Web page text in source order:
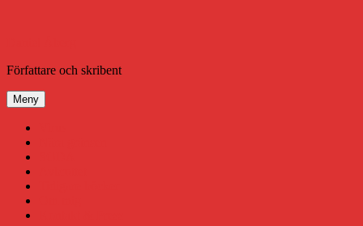
Författare och skribent
Meny